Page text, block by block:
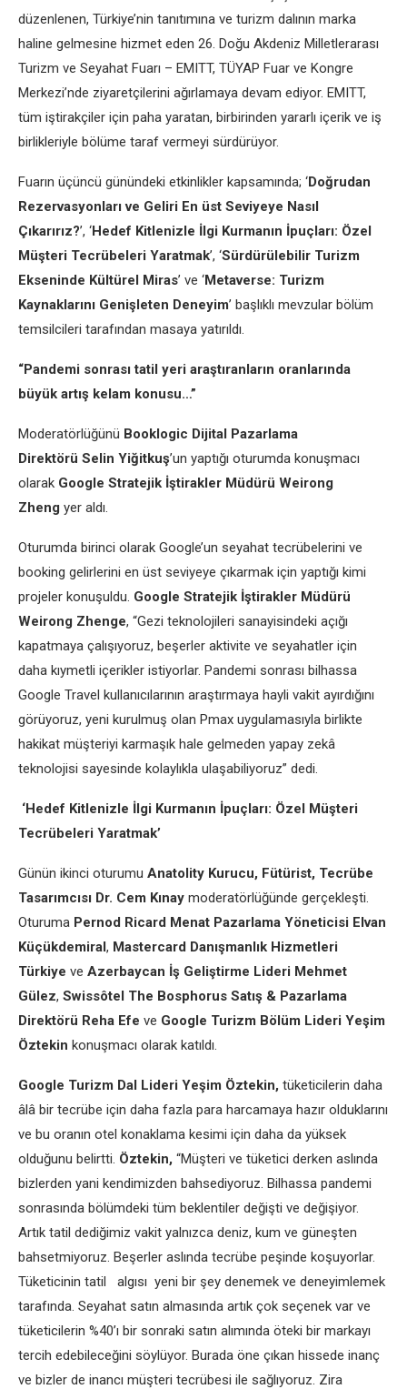
düzenlenen, Türkiye’nin tanıtımına ve turizm dalının marka
haline gelmesine hizmet eden 26. Doğu Akdeniz Milletlerarası
Turizm ve Seyahat Fuarı – EMITT, TÜYAP Fuar ve Kongre
Merkezi’nde ziyaretçilerini ağırlamaya devam ediyor. EMITT,
tüm iştirakçiler için paha yaratan, birbirinden yararlı içerik ve iş
birlikleriyle bölüme taraf vermeyi sürdürüyor.
Fuarın üçüncü günündeki etkinlikler kapsamında; ‘Doğrudan
Rezervasyonları ve Geliri En üst Seviyeye Nasıl
Çıkarırız?’, ‘Hedef Kitlenizle İlgi Kurmanın İpuçları: Özel
Müşteri Tecrübeleri Yaratmak’, ‘Sürdürülebilir Turizm
Ekseninde Kültürel Miras’ ve ‘Metaverse: Turizm
Kaynaklarını Genişleten Deneyim’ başlıklı mevzular bölüm
temsilcileri tarafından masaya yatırıldı.
“Pandemi sonrası tatil yeri araştıranların oranlarında
büyük artış kelam konusu…”
Moderatörlüğünü Booklogic Dijital Pazarlama
Direktörü Selin Yiğitkuş’un yaptığı oturumda konuşmacı
olarak Google Stratejik İştirakler Müdürü Weirong
Zheng yer aldı.
Oturumda birinci olarak Google’un seyahat tecrübelerini ve
booking gelirlerini en üst seviyeye çıkarmak için yaptığı kimi
projeler konuşuldu. Google Stratejik İştirakler Müdürü
Weirong Zhenge, “Gezi teknolojileri sanayisindeki açığı
kapatmaya çalışıyoruz, beşerler aktivite ve seyahatler için
daha kıymetli içerikler istiyorlar. Pandemi sonrası bilhassa
Google Travel kullanıcılarının araştırmaya hayli vakit ayırdığını
görüyoruz, yeni kurulmuş olan Pmax uygulamasıyla birlikte
hakikat müşteriyi karmaşık hale gelmeden yapay zekâ
teknolojisi sayesinde kolaylıkla ulaşabiliyoruz” dedi.
‘Hedef Kitlenizle İlgi Kurmanın İpuçları: Özel Müşteri
Tecrübeleri Yaratmak’
Günün ikinci oturumu Anatolity Kurucu, Fütürist, Tecrübe
Tasarımcısı Dr. Cem Kınay moderatörlüğünde gerçekleşti.
Oturuma Pernod Ricard Menat Pazarlama Yöneticisi Elvan
Küçükdemiral, Mastercard Danışmanlık Hizmetleri
Türkiye ve Azerbaycan İş Geliştirme Lideri Mehmet
Gülez, Swissôtel The Bosphorus Satış & Pazarlama
Direktörü Reha Efe ve Google Turizm Bölüm Lideri Yeşim
Öztekin konuşmacı olarak katıldı.
Google Turizm Dal Lideri Yeşim Öztekin, tüketicilerin daha
âlâ bir tecrübe için daha fazla para harcamaya hazır olduklarını
ve bu oranın otel konaklama kesimi için daha da yüksek
olduğunu belirtti. Öztekin, “Müşteri ve tüketici derken aslında
bizlerden yani kendimizden bahsediyoruz. Bilhassa pandemi
sonrasında bölümdeki tüm beklentiler değişti ve değişiyor.
Artık tatil dediğimiz vakit yalnızca deniz, kum ve güneşten
bahsetmiyoruz. Beşerler aslında tecrübe peşinde koşuyorlar.
Tüketicinin tatil algısı yeni bir şey denemek ve deneyimlemek
tarafında. Seyahat satın almasında artık çok seçenek var ve
tüketicilerin %40’ı bir sonraki satın alımında öteki bir markayı
tercih edebileceğini söylüyor. Burada öne çıkan hissede inanç
ve bizler de inancı müşteri tecrübesi ile sağlıyoruz. Zira